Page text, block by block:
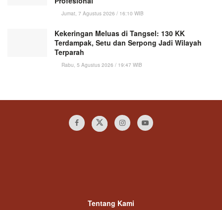
Jumat, 7 Agustus 2026 / 16:10 WIB
Kekeringan Meluas di Tangsel: 130 KK
Terdampak, Setu dan Serpong Jadi Wilayah
Terparah
Rabu, 5 Agustus 2026 / 19:47 WIB
Tentang Kami